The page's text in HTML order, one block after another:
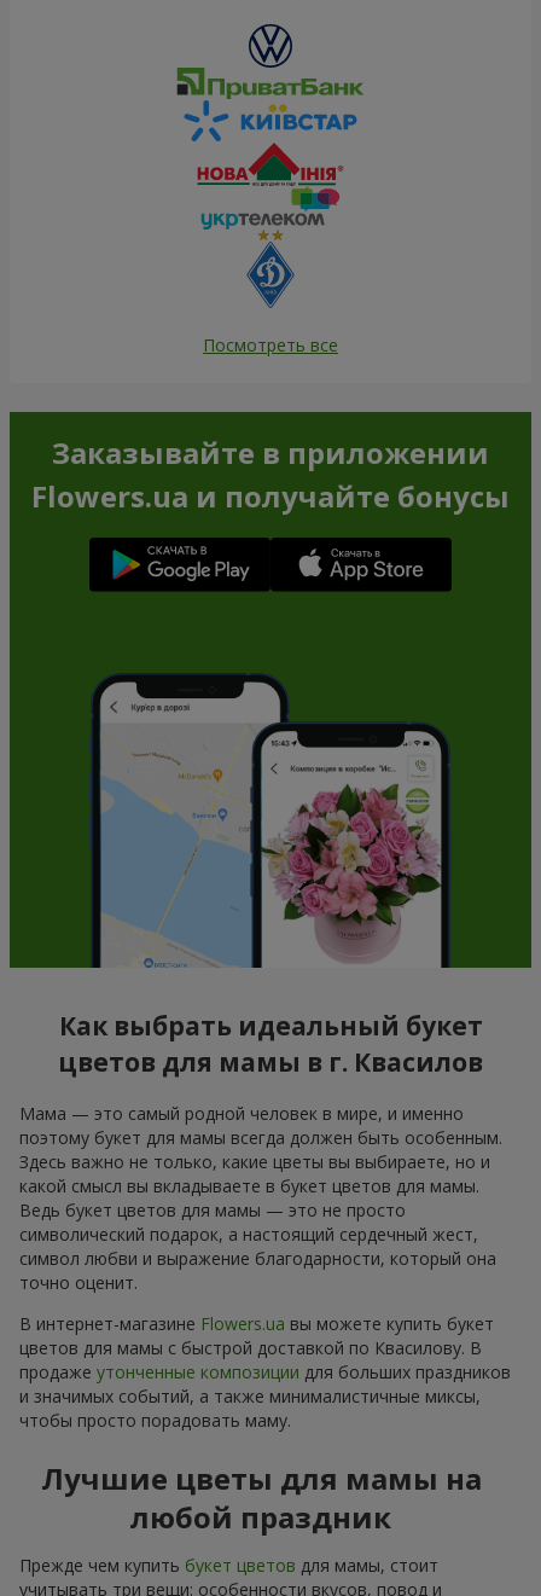
Посмотреть все
Заказывайте в приложении
Flowers.ua и получайте бонусы
Как выбрать идеальный букет
цветов для мамы в г. Квасилов
Мама — это самый родной человек в мире, и именно
поэтому букет для мамы всегда должен быть особенным.
Здесь важно не только, какие цветы вы выбираете, но и
какой смысл вы вкладываете в букет цветов для мамы.
Ведь букет цветов для мамы — это не просто
символический подарок, а настоящий сердечный жест,
символ любви и выражение благодарности, который она
точно оценит.
В интернет-магазине Flowers.ua вы можете купить букет
цветов для мамы с быстрой доставкой по Квасилову. В
продаже утонченные композиции для больших праздников
и значимых событий, а также минималистичные миксы,
чтобы просто порадовать маму.
Лучшие цветы для мамы на
любой праздник
Прежде чем купить букет цветов для мамы, стоит
учитывать три вещи: особенности вкусов, повод и